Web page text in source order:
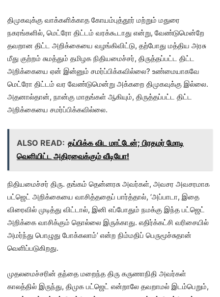
திமுகவுக்கு வாக்களிக்காத கோயம்புத்தூர் மற்றும் மதுரை
நகரங்களில், மெட்ரோ திட்டம் வரக்கூடாது என்று, வேண்டுமென்றே
தவறான திட்ட அறிக்கையை வழங்கிவிட்டு, தற்போது மத்திய அரசு
மீது குற்றம் சுமத்தும் தமிழக நிதியமைச்சர், திருத்தப்பட்ட திட்ட
அறிக்கையை ஏன் இன்னும் சமர்ப்பிக்கவில்லை? உண்மையாகவே
மெட்ரோ திட்டம் வர வேண்டுமென்று அக்கறை திமுகவுக்கு இல்லை.
அதனால்தான், நான்கு மாதங்கள் ஆகியும், திருத்தப்பட்ட திட்ட
அறிக்கையை சமர்ப்பிக்கவில்லை.
ALSO READ: தப்பிக்க விட மாட்டேன்; பிரதமர் மோடி
வெளியிட்ட அதிரவைக்கும் வீடியோ!
நிதியமைச்சர் திரு. தங்கம் தென்னரசு அவர்கள், அவசர அவசரமாக
பட்ஜெட் அறிக்கையை வாசித்ததைப் பார்த்தால், ‘அப்பாடா, இதை
விரைவில் முடித்து விட்டால், இனி எப்போதும் நமக்கு இந்த பட்ஜெட்
அறிக்கை வாசிக்கும் தொல்லை இருக்காது. எதிர்க்கட்சி வரிசையில்
அமர்ந்து பொழுது போக்கலாம்’ என்ற நிம்மதிப் பெருமூச்சுதான்
வெளிப்படுகிறது.
முதலமைச்சரின் தந்தை மறைந்த திரு கருணாநிதி அவர்கள்
காலத்தில் இருந்து, திமுக பட்ஜெட் என்றாலே தவறாமல் இடம்பெறும்,